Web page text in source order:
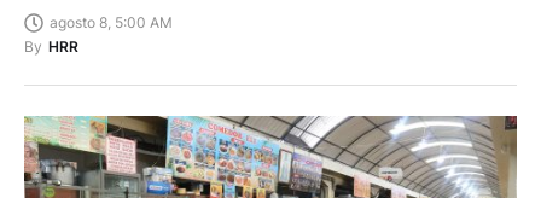
agosto 8, 5:00 AM
By HRR